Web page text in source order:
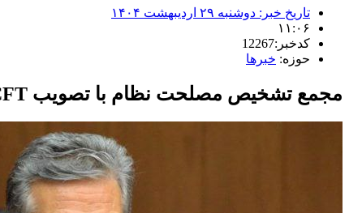
تاریخ خبر: دوشنبه ۲۹ اردیبهشت ۱۴۰۴
۱۱:۰۶
کدخبر:12267
حوزه: خبرها
مجمع تشخیص مصلحت نظام با تصویب CFT زمینه را برای خروج کامل ایران از لیست سیاه FATF فراهم کند